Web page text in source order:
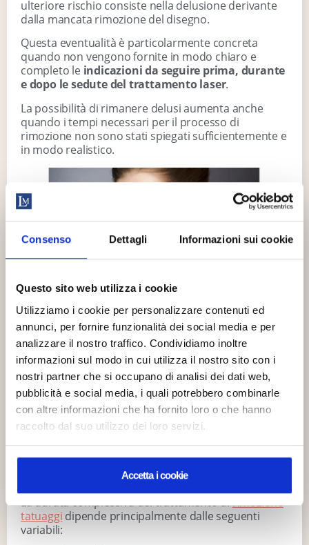
Consenso Dettagli Informazioni sui cookie
Questo sito web utilizza i cookie
Utilizziamo i cookie per personalizzare contenuti ed
annunci, per fornire funzionalità dei social media e per
analizzare il nostro traffico. Condividiamo inoltre
informazioni sul modo in cui utilizza il nostro sito con i
nostri partner che si occupano di analisi dei dati web,
pubblicità e social media, i quali potrebbero combinarle
con altre informazioni che ha fornito loro o che hanno
raccolto dal suo utilizzo dei loro servizi.
Accetta i cookie
ulteriore rischio consiste nella delusione derivante
dalla mancata rimozione del disegno.
Questa eventualità è particolarmente concreta
quando non vengono fornite in modo chiaro e
completo le indicazioni da seguire prima, durante
e dopo le sedute del trattamento laser.
La possibilità di rimanere delusi aumenta anche
quando i tempi necessari per il processo di
rimozione non sono stati spiegati sufficientemente e
in modo realistico.
Rimozione tatuaggi definitiva: qual
è il tempo necessario?
L’intero ciclo di sedute per eliminare completamente
un tatuaggio può essere piuttosto lungo.
Innanzitutto, è bene sapere che occorre attendere
almeno 40-60 giornitra una seduta laser e la
fattori specifici.
La durata complessiva del trattamento dirimozione
tatuaggi dipende principalmente dalle seguenti
variabili: